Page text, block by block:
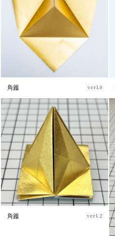
チュートリアル ブログ
角錐 ver1.0
角錐 ver1.2